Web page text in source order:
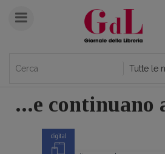
...e continuano
digital